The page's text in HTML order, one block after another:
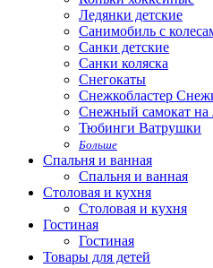
Ледянки детские
Санимобиль с
Санки детские
Санки коляска
Снегокаты
Снежкобластер
Снежный самокат
Тюбинги Ватрушки
Больше
Спальня и ванная
Спальня и ванная
Столовая и кухня
Столовая и кухня
Гостиная
Гостиная
Товары для детей